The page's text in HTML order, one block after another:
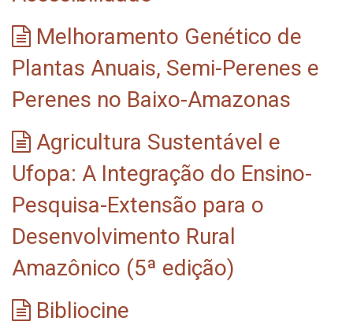
Melhoramento Genético de
Plantas Anuais, Semi-Perenes e
Perenes no Baixo-Amazonas
Agricultura Sustentável e
Ufopa: A Integração do Ensino-
Pesquisa-Extensão para o
Desenvolvimento Rural
Amazônico (5ª edição)
Bibliocine